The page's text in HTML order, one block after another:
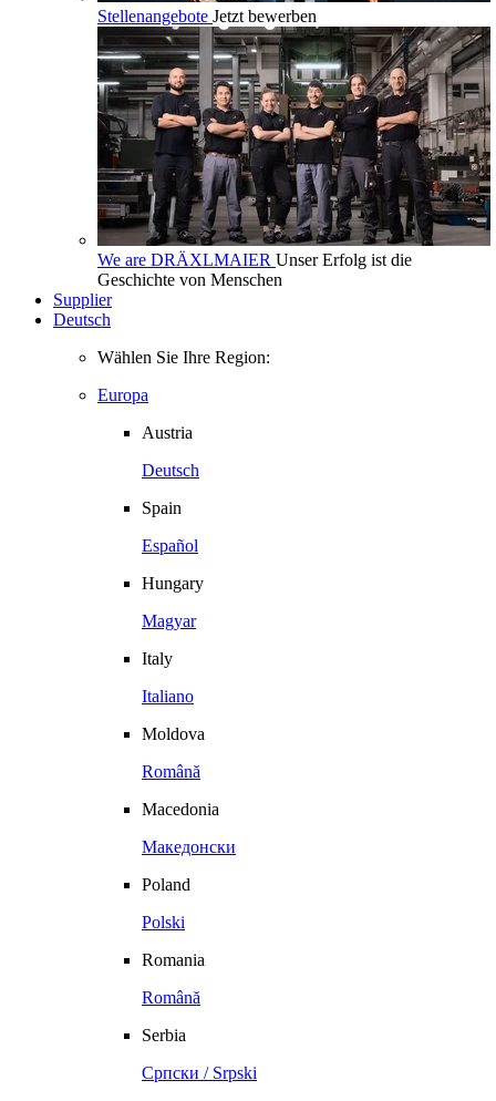
Stellenangebote Jetzt bewerben
We are DRÄXLMAIER Unser Erfolg ist die
Geschichte von Menschen
Supplier
Deutsch
Wählen Sie Ihre Region:
Europa
Austria
Deutsch
Spain
Español
Hungary
Magyar
Italy
Italiano
Moldova
Română
Macedonia
Македонски
Poland
Polski
Romania
Română
Serbia
Српски / Srpski